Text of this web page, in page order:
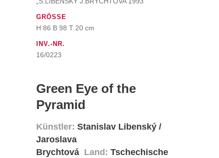
GRÖSSE
H 86 B 98 T 20 cm
INV.-NR.
16/0223
Green Eye of the
Pyramid
Künstler: Stanislav Libenský /
Jaroslava
Brychtová Land: Tschechische